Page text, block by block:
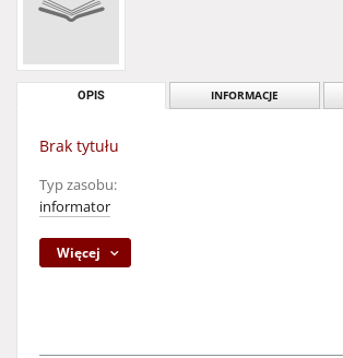
OPIS INFORMACJE
Brak tytułu
Typ zasobu:
informator
Więcej